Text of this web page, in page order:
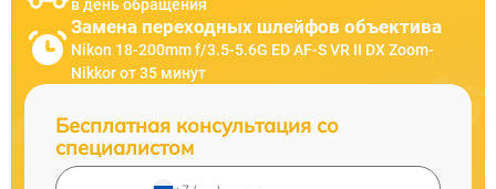
в день обращения
Замена переходных шлейфов объектива
Nikon 18-200mm f/3.5-5.6G ED AF-S VR II DX Zoom-
Nikkor от 35 минут
Бесплатная консультация со
специалистом